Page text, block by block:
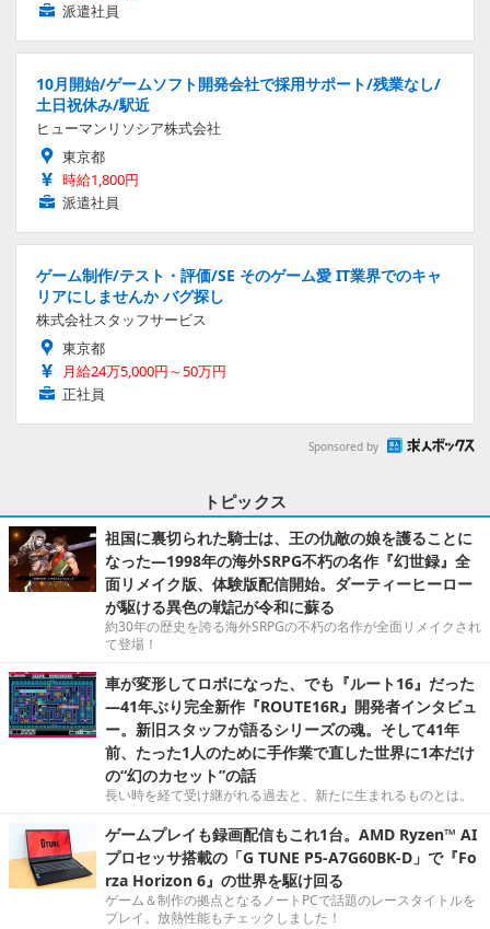
派遣社員
10月開始/ゲームソフト開発会社で採用サポート/残業なし/
土日祝休み/駅近
ヒューマンリソシア株式会社
東京都
時給1,800円
派遣社員
ゲーム制作/テスト・評価/SE そのゲーム愛 IT業界でのキャ
リアにしませんか バグ探し
株式会社スタッフサービス
東京都
月給24万5,000円～50万円
正社員
Sponsored by
トピックス
祖国に裏切られた騎士は、王の仇敵の娘を護ることに
なった―1998年の海外SRPG不朽の名作『幻世録』全
面リメイク版、体験版配信開始。ダーティーヒーロー
が駆ける異色の戦記が令和に蘇る
約30年の歴史を誇る海外SRPGの不朽の名作が全面リメイクされ
て登場！
車が変形してロボになった、でも『ルート16』だった
―41年ぶり完全新作『ROUTE16R』開発者インタビュ
ー。新旧スタッフが語るシリーズの魂。そして41年
前、たった1人のために手作業で直した世界に1本だけ
の“幻のカセット”の話
長い時を経て受け継がれる過去と、新たに生まれるものとは。
ゲームプレイも録画配信もこれ1台。AMD Ryzen™ AI
プロセッサ搭載の「G TUNE P5-A7G60BK-D」で『Fo
rza Horizon 6』の世界を駆け回る
ゲーム＆制作の拠点となるノートPCで話題のレースタイトルを
プレイ。放熱性能もチェックしました！